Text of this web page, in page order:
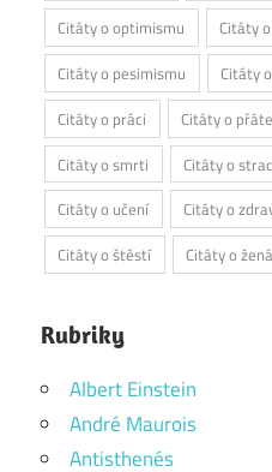
Citáty o optimismu
Citáty
Citáty o pesimismu
Citáty
Citáty o práci
Citáty o
Citáty o smrti
Citáty o
Citáty o učení
Citáty o
Citáty o štěstí
Citáty o
Rubriky
Albert Einstein
André Maurois
Antisthenés